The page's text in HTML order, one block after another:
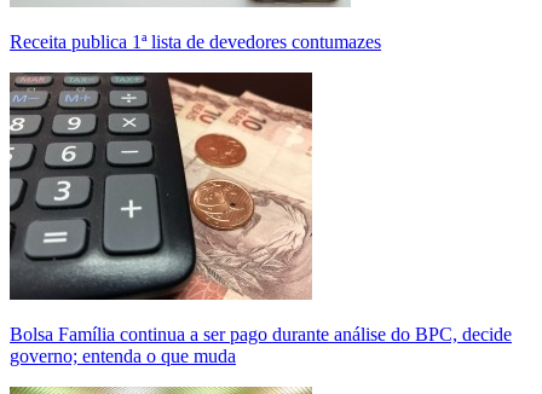
Receita publica 1ª lista de devedores contumazes
Bolsa Família continua a ser pago durante análise do BPC, decide
governo; entenda o que muda